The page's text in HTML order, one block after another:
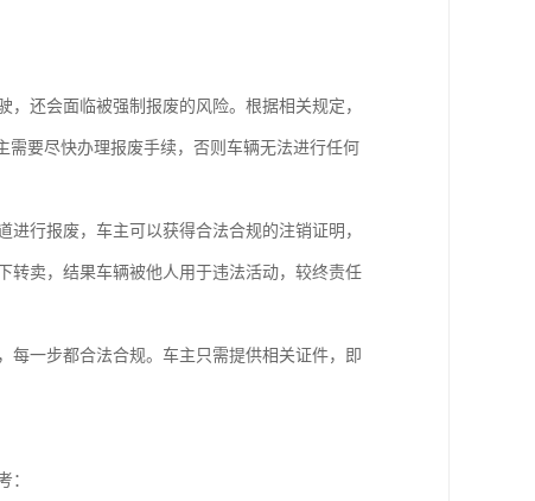
还会面临被强制报废的风险。根据相关规定，
需要尽快办理报废手续，否则车辆无法进行任何
行报废，车主可以获得合法合规的注销证明，
转卖，结果车辆被他人用于违法活动，较终责任
每一步都合法合规。车主只需提供相关证件，即
：